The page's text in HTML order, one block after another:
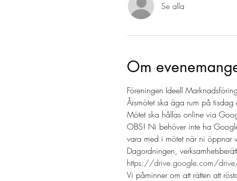
Se alla
Om
Föreningen Ideell
Årsmötet ska äga rum på
Mötet ska hållas online via
OBS! Ni behöver inte ha
vara med i mötet när ni öppnar
Dagordningen,
https://drive.google.com/
Vi påminner om att rätten att